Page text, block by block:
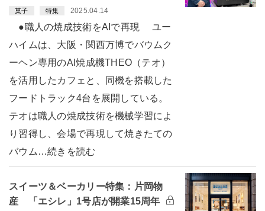
菓子 特集 2025.04.14
●職人の焼成技術をAIで再現 ユー
ハイムは、大阪・関西万博でバウムク
ーヘン専用のAI焼成機THEO（テオ）
を活用したカフェと、同機を搭載した
フードトラック4台を展開している。
テオは職人の焼成技術を機械学習によ
り習得し、会場で再現して焼きたての
バウム…続きを読む
スイーツ＆ベーカリー特集：片岡物
産 「エシレ」1号店が開業15周年